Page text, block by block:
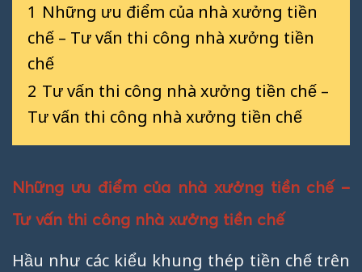
1 Những ưu điểm của nhà xưởng tiền
chế – Tư vấn thi công nhà xưởng tiền
chế
2 Tư vấn thi công nhà xưởng tiền chế –
Tư vấn thi công nhà xưởng tiền chế
Những ưu điểm của nhà xưởng tiền chế –
Tư vấn thi công nhà xưởng tiền chế
Hầu như các kiểu khung thép tiền chế trên